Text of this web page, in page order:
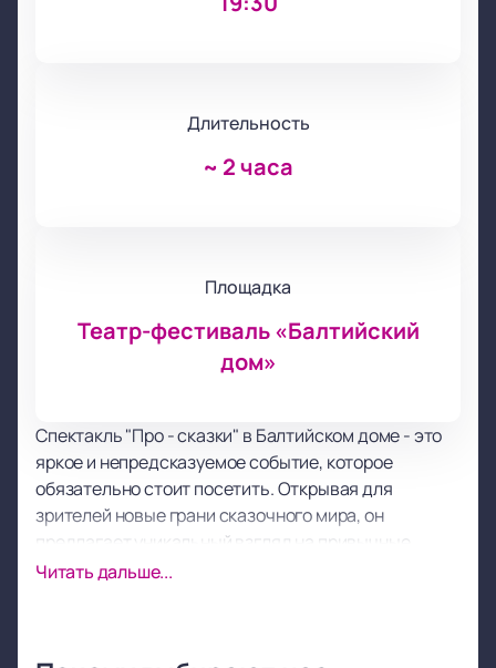
Длительность
~ 2 часа
Площадка
Театр-фестиваль «Балтийский
дом»
Спектакль "Про - сказки" в Балтийском доме - это
яркое и непредсказуемое событие, которое
обязательно стоит посетить. Открывая для
зрителей новые грани сказочного мира, он
предлагает уникальный взгляд на привычные
истории.
Читать дальше...